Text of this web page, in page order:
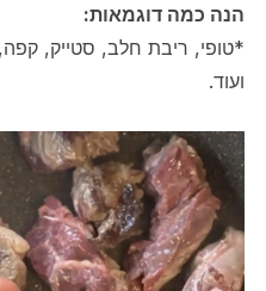
הנה כמה דוגמאות:
*טופי, ריבת חלב, סטייק,
ועוד.